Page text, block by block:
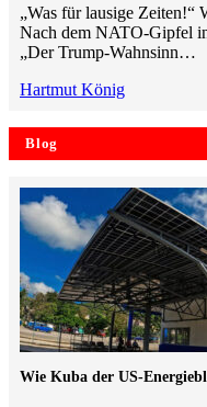
„Was für lausige Zeiten!“
Nach dem NATO-Gipfel
„Der Trump-Wahnsinn…
Hartmut König
Blog
Wie Kuba der US-